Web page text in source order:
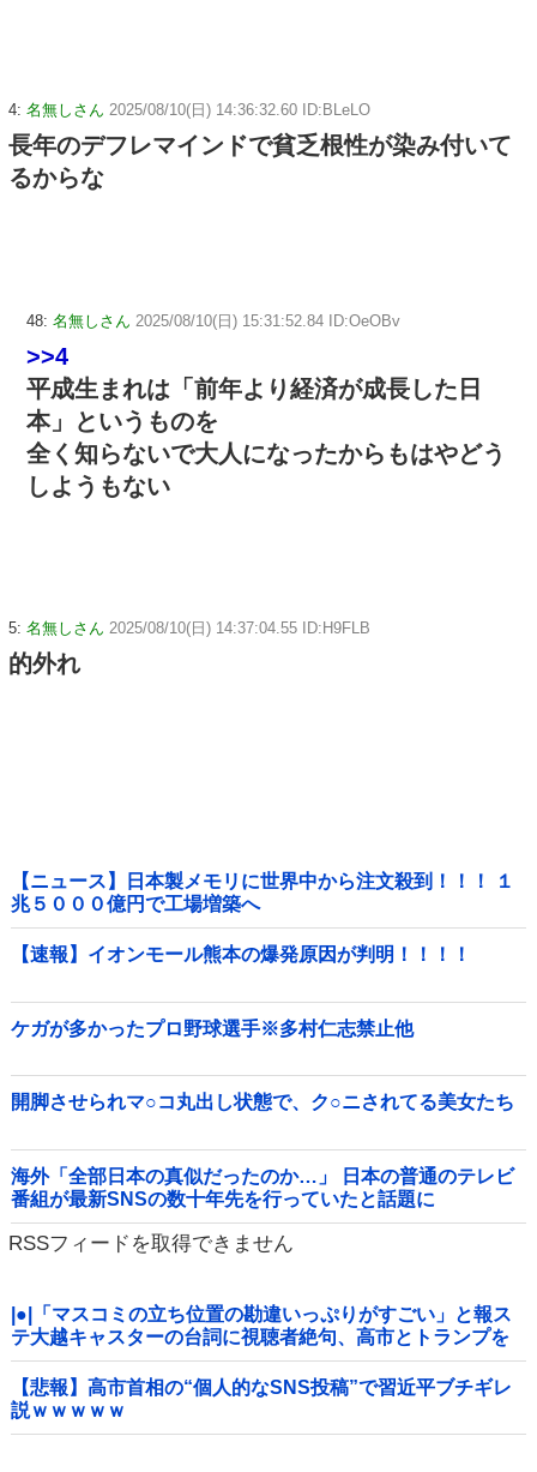
4: 名無しさん 2025/08/10(日) 14:36:32.60 ID:BLeLO
長年のデフレマインドで貧乏根性が染み付いて
るからな
48: 名無しさん 2025/08/10(日) 15:31:52.84 ID:OeOBv
>>4
平成生まれは「前年より経済が成長した日
本」というものを
全く知らないで大人になったからもはやどう
しようもない
5: 名無しさん 2025/08/10(日) 14:37:04.55 ID:H9FLB
的外れ
【ニュース】日本製メモリに世界中から注文殺到！！！ １
兆５０００億円で工場増築へ
【速報】イオンモール熊本の爆発原因が判明！！！！
ケガが多かったプロ野球選手※多村仁志禁止他
開脚させられマ○コ丸出し状態で、ク○ニされてる美女たち
海外「全部日本の真似だったのか…」 日本の普通のテレビ
番組が最新SNSの数十年先を行っていたと話題に
RSSフィードを取得できません
|●|「マスコミの立ち位置の勘違いっぷりがすごい」と報ス
テ大越キャスターの台詞に視聴者絶句、高市とトランプを
同列視させようという思惑がひしひしと
【悲報】高市首相の“個人的なSNS投稿”で習近平ブチギレ
説ｗｗｗｗｗ